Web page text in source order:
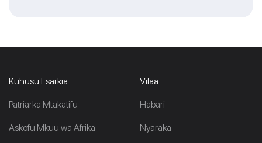
Kuhusu Esarkia
Patriarka Mtakatifu
Askofu Mkuu wa Afrika
Vifaa
Habari
Nyaraka